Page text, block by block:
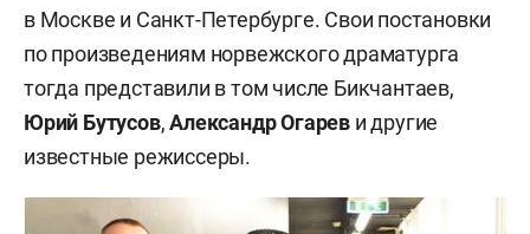
в Москве и Санкт-Петербурге. Свои постановки
по произведениям норвежского драматурга
тогда представили в том числе Бикчантаев,
Юрий Бутусов,Александр Огарев и другие
известные режиссеры.